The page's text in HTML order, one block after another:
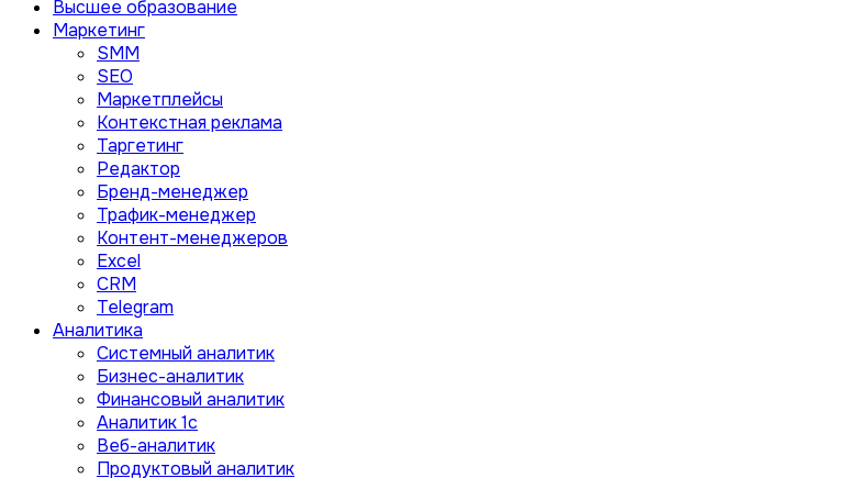
Высшее образование
Маркетинг
SMM
SEO
Маркетплейсы
Контекстная реклама
Таргетинг
Редактор
Бренд-менеджер
Трафик-менеджер
Контент-менеджеров
Excel
CRM
Telegram
Аналитика
Системный аналитик
Бизнес-аналитик
Финансовый аналитик
Aналитик 1с
Веб-аналитик
Продуктовый аналитик